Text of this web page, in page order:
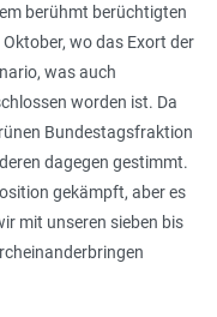
berühmt berüchtigten
wo das Exort der
was auch
worden ist. Da
Bundestagsfraktion
dagegen gestimmt.
gekämpft, aber es
mit unseren sieben bis